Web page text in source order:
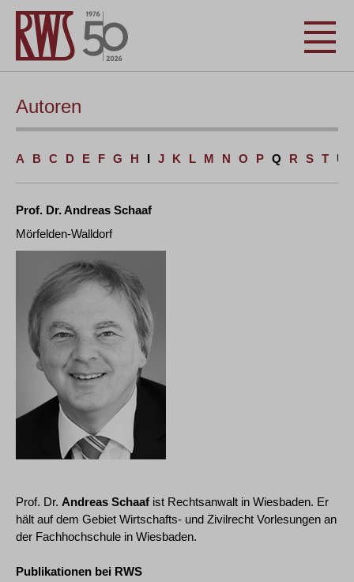
Autoren
A B C D E F G H I J K L M N O P Q R S T U
Prof. Dr. Andreas Schaaf
Mörfelden-Walldorf
Prof. Dr. Andreas Schaaf ist Rechtsanwalt in Wiesbaden. Er
hält auf dem Gebiet Wirtschafts- und Zivilrecht Vorlesungen an
der Fachhochschule in Wiesbaden.
Publikationen bei RWS